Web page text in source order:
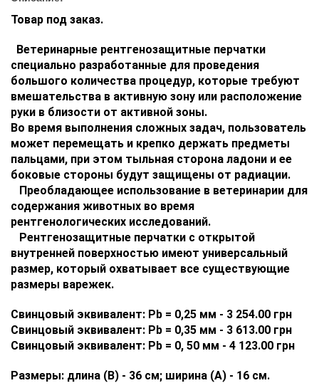
Товар под заказ.
Ветеринарные рентгенозащитные перчатки
специально разработанные для проведения
большого количества процедур, которые требуют
вмешательства в активную зону или расположение
руки в близости от активной зоны.
Во время выполнения сложных задач, пользователь
может перемещать и крепко держать предметы
пальцами, при этом тыльная сторона ладони и ее
боковые стороны будут защищены от радиации.
Преобладающее использование в ветеринарии для
содержания животных во время
рентгенологических исследований.
Рентгенозащитные перчатки с открытой
внутренней поверхностью имеют универсальный
размер, который охватывает все существующие
размеры варежек.
Свинцовый эквивалент: Pb = 0,25 мм - 3 254.00 грн
Свинцовый эквивалент: Pb = 0,35 мм - 3 613.00 грн
Свинцовый эквивалент: Pb = 0, 50 мм - 4 123.00 грн
Размеры: длина (B) - 36 см; ширина (A) - 16 см.